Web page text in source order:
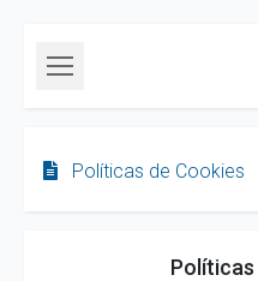
Políticas de Cookies
Políticas